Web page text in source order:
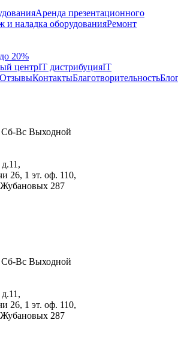
Аренда презентационного
и наладка оборудованияРемонт
20%
центрIT дистрибуцияIT
ОтзывыКонтактыБлаготворительность
Вс Выходной
26, 1 эт. оф. 110,
Жубановых 287
Вс Выходной
26, 1 эт. оф. 110,
Жубановых 287